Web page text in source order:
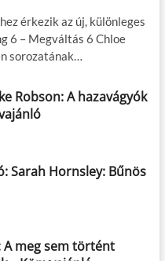
érkezik az új, különleges
6 – Megváltás 6 Chloe
sorozatának…
Robson: A hazavágyók
Sarah Hornsley: Bűnös
A meg sem történt